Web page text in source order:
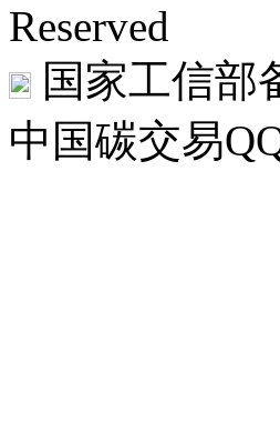
Reserved
国家工信部
中国碳交易